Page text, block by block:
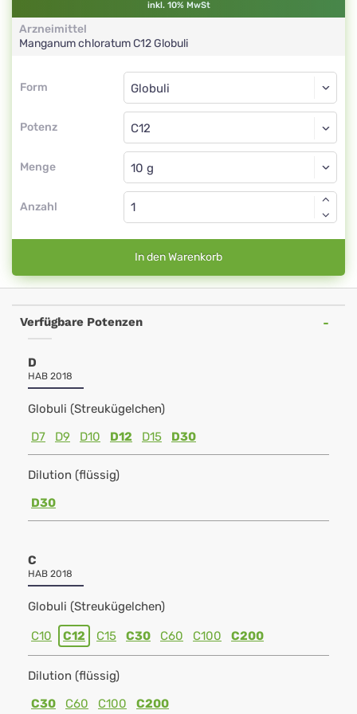
inkl. 10% MwSt
Arzneimittel
Manganum chloratumC12Globuli
Form
Form
Potenz
Globuli
C12
Menge
Globuli
Anzahl
In den Warenkorb
Verfügbare Potenzen
D
HAB 2018
Globuli (Streukügelchen)
D7
D9 D10 D12 D15 D30
Dilution (flüssig)
D30
C
HAB 2018
Globuli (Streukügelchen)
C10 C12 C15 C30 C60 C100 C200
Dilution (flüssig)
C30
C60 C100 C200